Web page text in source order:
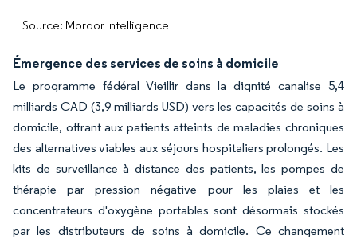
Source: Mordor Intelligence
Émergence des services de soins à domicile
Le programme fédéral Vieillir dans la dignité canalise 5,4
milliards CAD (3,9 milliards USD) vers les capacités de soins à
domicile, offrant aux patients atteints de maladies chroniques
des alternatives viables aux séjours hospitaliers prolongés. Les
kits de surveillance à distance des patients, les pompes de
thérapie par pression négative pour les plaies et les
concentrateurs d'oxygène portables sont désormais stockés
par les distributeurs de soins à domicile. Ce changement